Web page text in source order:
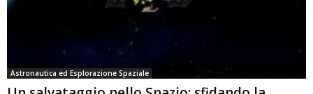
Astronautica ed Esplorazione Spaziale